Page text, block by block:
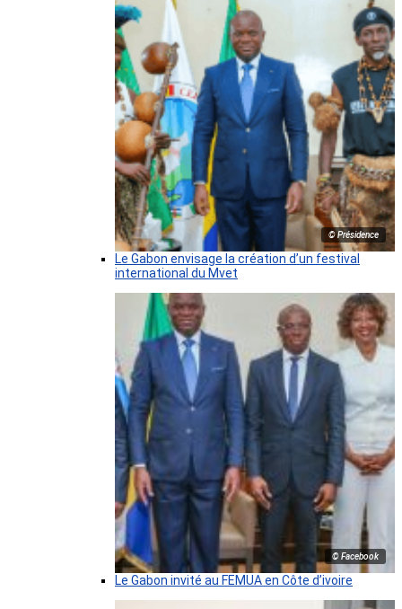
© Présidence
Le Gabon envisage la création d’un festival
international du Mvet
© Facebook
Le Gabon invité au FEMUA en Côte d’ivoire